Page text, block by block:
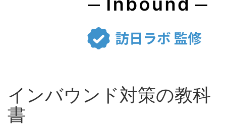
インバウンド対策の教科
書